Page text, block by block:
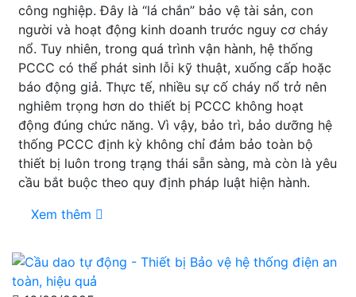
công nghiệp. Đây là “lá chắn” bảo vệ tài sản, con
người và hoạt động kinh doanh trước nguy cơ cháy
nổ. Tuy nhiên, trong quá trình vận hành, hệ thống
PCCC có thể phát sinh lỗi kỹ thuật, xuống cấp hoặc
báo động giả. Thực tế, nhiều sự cố cháy nổ trở nên
nghiêm trọng hơn do thiết bị PCCC không hoạt
động đúng chức năng. Vì vậy, bảo trì, bảo dưỡng hệ
thống PCCC định kỳ không chỉ đảm bảo toàn bộ
thiết bị luôn trong trạng thái sẵn sàng, mà còn là yêu
cầu bắt buộc theo quy định pháp luật hiện hành.
Xem thêm